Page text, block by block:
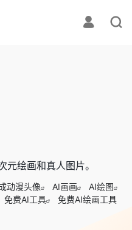
绘画和真人图片。
动漫头像 AI画画
AI绘图
免费AI工具
免费AI绘画工具